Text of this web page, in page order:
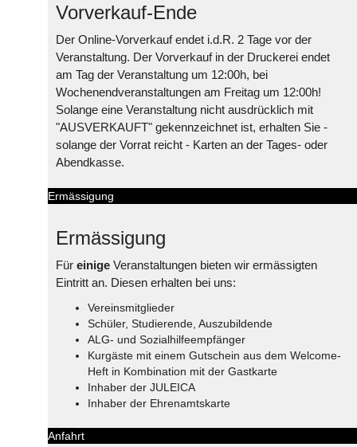
Vorverkauf-Ende
Der Online-Vorverkauf endet i.d.R. 2 Tage vor der
Veranstaltung. Der Vorverkauf in der Druckerei endet
am Tag der Veranstaltung um 12:00h, bei
Wochenendveranstaltungen am Freitag um 12:00h!
Solange eine Veranstaltung nicht ausdrücklich mit
"AUSVERKAUFT" gekennzeichnet ist, erhalten Sie -
solange der Vorrat reicht - Karten an der Tages- oder
Abendkasse.
Ermässigung
Ermässigung
Für einige Veranstaltungen bieten wir ermässigten
Eintritt an. Diesen erhalten bei uns:
Vereinsmitglieder
Schüler, Studierende, Auszubildende
ALG- und Sozialhilfeempfänger
Kurgäste mit einem Gutschein aus dem Welcome-
Heft in Kombination mit der Gastkarte
Inhaber der JULEICA
Inhaber der Ehrenamtskarte
Anfahrt